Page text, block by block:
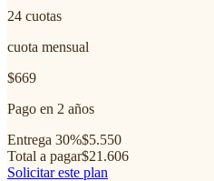
24 cuotas
cuota mensual
$669
Pago en 2 años
Entrega 30%$5.550
Total a pagar$21.606
Solicitar este plan